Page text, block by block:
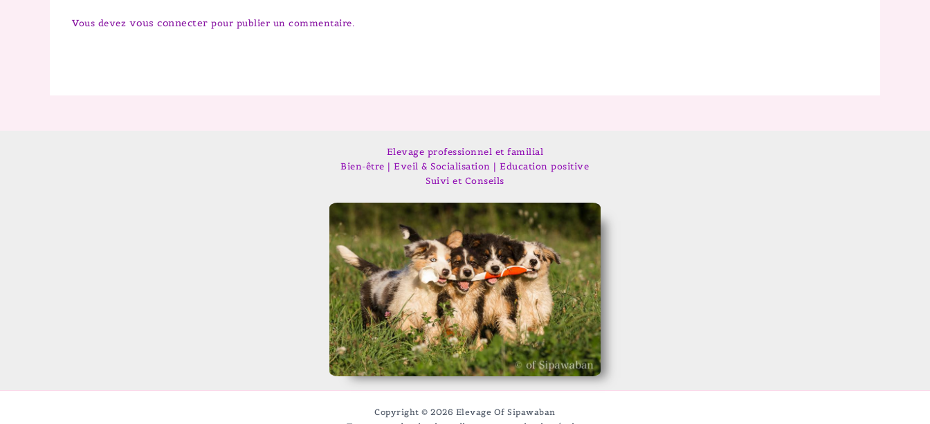
Vous devez vous connecter pour publier un commentaire.
Elevage professionnel et familial
Bien-être | Eveil & Socialisation | Education positive
Suivi et Conseils
Copyright © 2026 Elevage Of Sipawaban